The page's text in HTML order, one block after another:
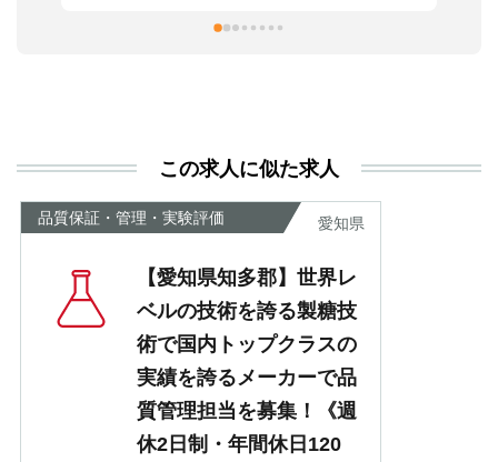
この求人に似た求人
品質保証・管理・実験評価 愛知県
【愛知県知多郡】世界レ
ベルの技術を誇る製糖技
術で国内トップクラスの
実績を誇るメーカーで品
質管理担当を募集！《週
休2日制・年間休日120